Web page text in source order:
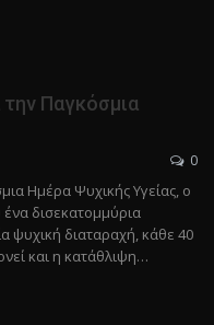
Παγκόσμια
0
Ημέρα Ψυχικής Υγείας, ο
δισεκατομμύρια
ψυχική διαταραχή, κάθε 40
και η κατάθλιψη…